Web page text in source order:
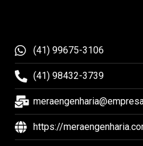
(41) 99675-3106
(41) 98432-3739
https://